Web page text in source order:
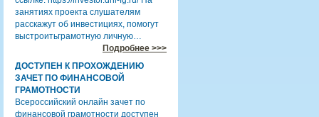
занятиях проекта слушателям
расскажут об инвестициях, помогут
выстроитьграмотную личную…
Подробнее >>>
ДОСТУПЕН К ПРОХОЖДЕНИЮ
ЗАЧЕТ ПО ФИНАНСОВОЙ
ГРАМОТНОСТИ
Всероссийский онлайн зачет по
финансовой грамотности доступен